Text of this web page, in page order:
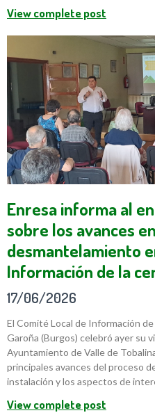
View complete post
Enresa informa al
sobre los avances
desmantelamiento
Información de la
17/06/2026
El Comité Local de Información
Garoña (Burgos) celebró ayer su
Ayuntamiento de Valle de
principales avances del proceso
instalación y los aspectos de
View complete post